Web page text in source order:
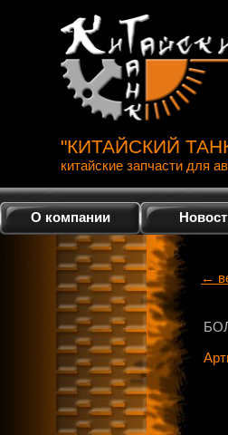
"КИТАЙСКИЙ
китайские запчасти для
О компании
←